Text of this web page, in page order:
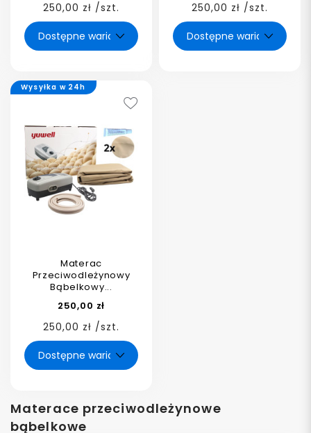
Materace przeciwodleżynowe
bąbelkowe
250,00 zł /szt. 250,00 zł /szt.
Materac
Przeciwodleżynowy
Bąbelkowy...
250,00 zł
250,00 zł /szt.
Wysyłka w 24h